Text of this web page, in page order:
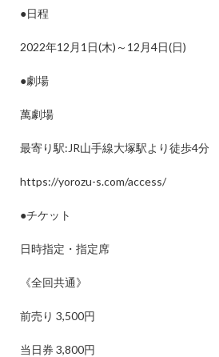
●日程
2022年12 月 1 日(木) ～ 12 月4日(日)
●劇場
萬劇場
最寄り駅:JR山手線大塚駅より徒歩4分
https://yorozu-s.com/access/
●チケット
日時指定・指定席
《全回共通》
前売り 3,500円
当日券 3,800円